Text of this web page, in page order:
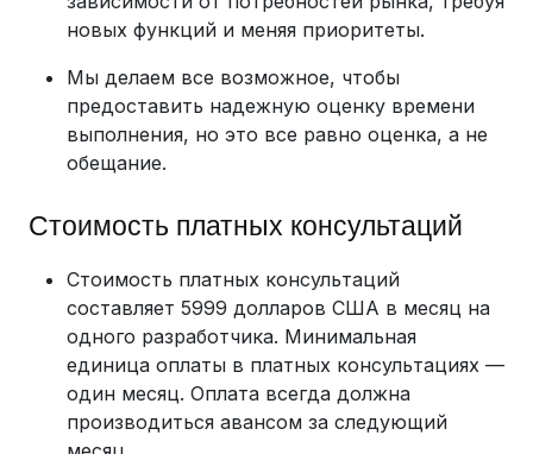
новых функций и меняя приоритеты.
Мы делаем все возможное, чтобы
предоставить надежную оценку времени
выполнения, но это все равно оценка, а не
обещание.
Стоимость платных консультаций
Стоимость платных консультаций
составляет 5999 долларов США в месяц на
одного разработчика. Минимальная
единица оплаты в платных консультациях —
один месяц. Оплата всегда должна
производиться авансом за следующий